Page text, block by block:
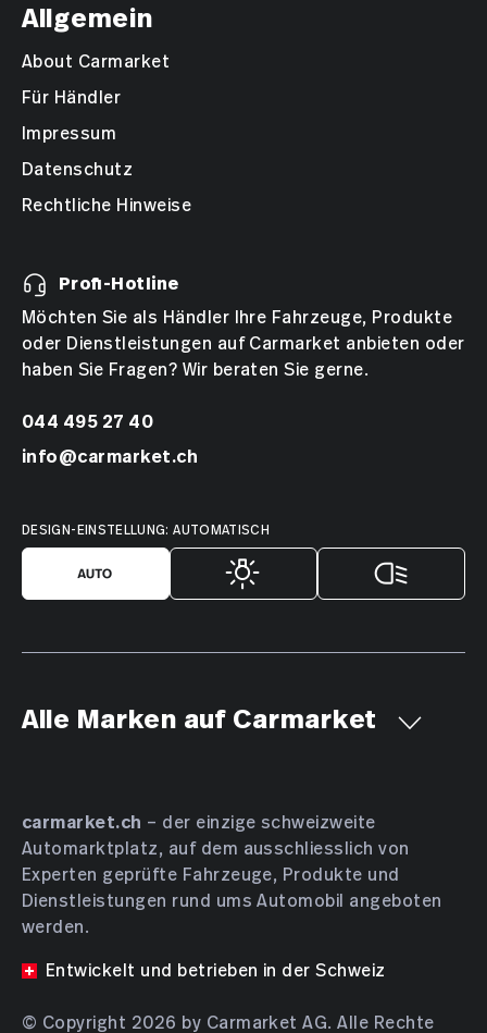
Allgemein
About Carmarket
Für Händler
Impressum
Datenschutz
Rechtliche Hinweise
Profi-Hotline
Möchten Sie als Händler Ihre Fahrzeuge, Produkte
oder Dienstleistungen auf Carmarket anbieten oder
haben Sie Fragen? Wir beraten Sie gerne.
044 495 27 40
info@carmarket.ch
DESIGN-EINSTELLUNG: AUTOMATISCH
Alle Marken auf Carmarket
Aston Martin
Audi Bentley BMW
Bucher
Bugatti
BYD Cadillac Chevrolet
Chrysler
Citroën
Cupra Dacia Daewoo
Daihatsu
DENZA
Farizon
Ferrari Fiat Ford GAC
Geely
Isuzu
JAC JAECOO Jaguar Jeep KGM
carmarket.ch – der einzige schweizweite
Automarktplatz, auf dem ausschliesslich von
Experten geprüfte Fahrzeuge, Produkte und
Dienstleistungen rund ums Automobil angeboten
werden.
Entwickelt und betrieben in der Schweiz
© Copyright 2026 by Carmarket AG. Alle Rechte